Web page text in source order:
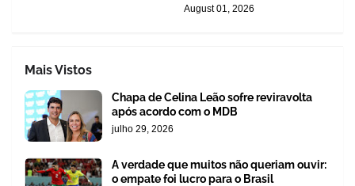
August 01, 2026
Mais Vistos
Chapa de Celina Leão sofre reviravolta
após acordo com o MDB
julho 29, 2026
A verdade que muitos não queriam ouvir:
o empate foi lucro para o Brasil